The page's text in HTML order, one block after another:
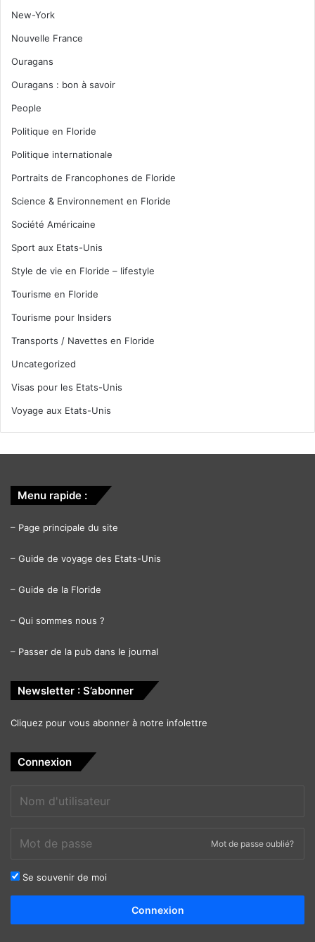
New-York
Nouvelle France
Ouragans
Ouragans : bon à savoir
People
Politique en Floride
Politique internationale
Portraits de Francophones de Floride
Science & Environnement en Floride
Société Américaine
Sport aux Etats-Unis
Style de vie en Floride – lifestyle
Tourisme en Floride
Tourisme pour Insiders
Transports / Navettes en Floride
Uncategorized
Visas pour les Etats-Unis
Voyage aux Etats-Unis
Menu rapide :
– Page principale du site
– Guide de voyage des Etats-Unis
– Guide de la Floride
– Qui sommes nous ?
– Passer de la pub dans le journal
Newsletter : S’abonner
Cliquez pour vous abonner à notre infolettre
Connexion
Mot de passe oublié?
Se souvenir de moi
Connexion